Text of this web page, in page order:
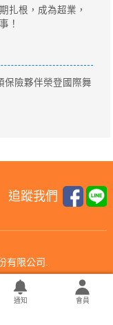
扎根，成為超業，
！
保險夥伴榮登國際舞
追蹤我們
有限公司.